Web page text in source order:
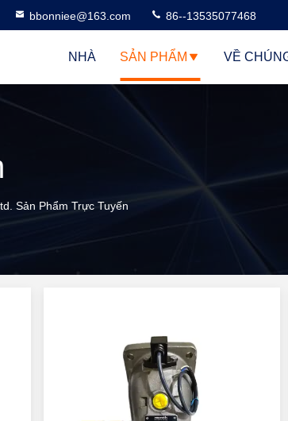
bbonniee@163.com 86--13535077468
NHÀ SẢN PHẨM VỀ
Sản Phẩm Trực Tuyến